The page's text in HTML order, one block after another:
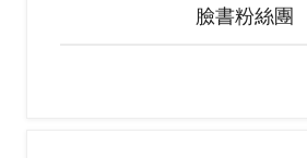
臉書粉絲團